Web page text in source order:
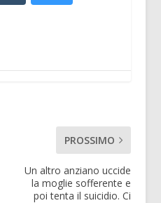
PROSSIMO
Un altro anziano uccide
la moglie sofferente e
poi tenta il suicidio. Ci